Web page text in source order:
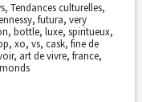
, Tendances culturelles,
,futura,very
, bottle, luxe, spiritueux,
, xo, vs, cask, fine de
, art de vivre, france,